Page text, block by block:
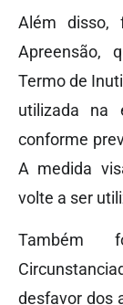
Além disso,
Apreensão,
Termo de
utilizada na
conforme
A medida
volte a ser
Também
desfavor dos